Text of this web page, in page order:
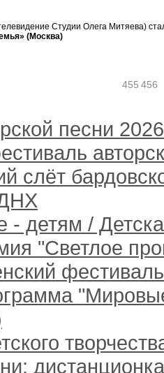
Студии Олега Митяева)
(Москва)
455 456
песни
слёт
- детям /
"Светлое
фестиваль